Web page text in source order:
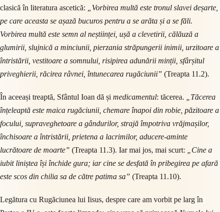
clasică în literatura ascetică:
„Vorbirea multă este tronul slavei deșarte,
pe care aceasta se așază bucuros pentru a se arăta și a se făli.
Vorbirea multă este semn al neștiinței, ușă a clevetirii, călăuză a
glumirii, slujnică a minciunii, pierzania străpungerii inimii, urzitoare a
întristării, vestitoare a somnului, risipirea adunării minții, sfârșitul
priveghierii, răcirea râvnei, întunecarea rugăciunii” (Treapta 11.2).
În aceeași treaptă, Sfântul Ioan dă și medicamentul: tăcerea.
„Tăcerea
înțeleaptă este maica rugăciunii, chemare înapoi din robie, păzitoare a
focului, supraveghetoare a gândurilor, strajă împotriva vrăjmașilor,
închisoare a întristării, prietena a lacrimilor, aducere-aminte
lucrătoare de moarte” (Treapta 11.3). Iar mai jos, mai scurt:
„Cine a
iubit liniștea își închide gura; iar cine se desfată în pribegirea pe afară
este scos din chilia sa de către patima sa” (Treapta 11.10).
Legătura cu Rugăciunea lui Iisus, despre care am vorbit pe larg în